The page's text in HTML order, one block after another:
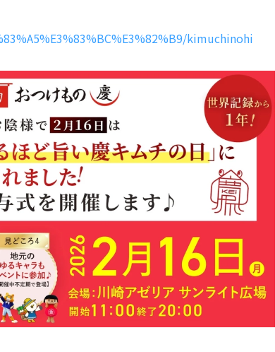
kimuchinohi